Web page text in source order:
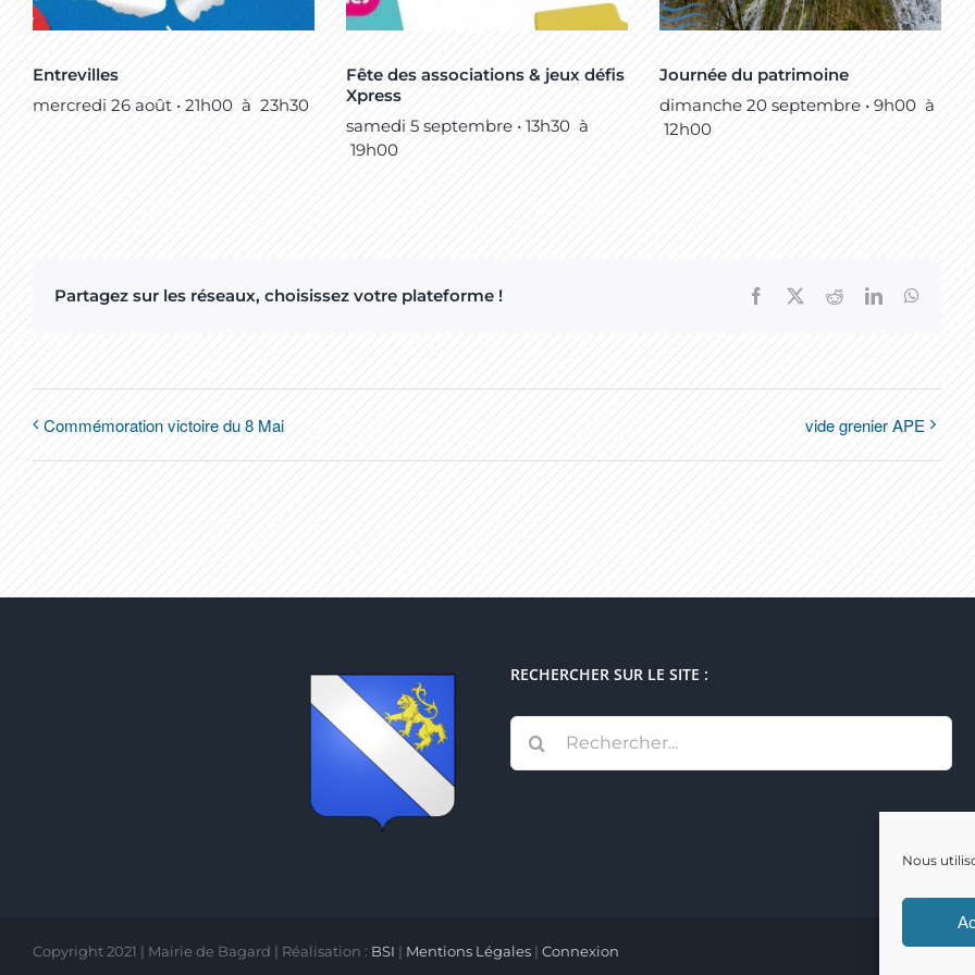
Nous
Entrevilles
mercredi 26 août • 21h00 à 23h30
Fête des associations & jeux défis
Xpress
samedi 5 septembre • 13h30 à
19h00
Journée du patrimoine
dimanche 20 septembre • 9h00 à
12h00
Partagez sur les réseaux, choisissez votre plateforme ! Facebook
X RedditLinkedIn
Commémoration victoire du 8 Mai vide grenier APE
RECHERCHER SUR LE SITE :
Copyright 2021 | Mairie de Bagard | Réalisation : BSI | Mentions Légales | Connexion